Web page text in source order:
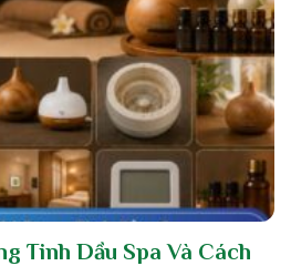
Tinh Dầu Spa Và Cách